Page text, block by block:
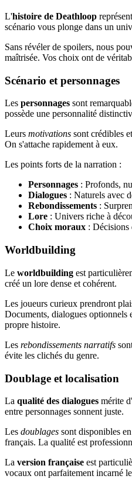
L'histoire de Deathloop
scénario vous plonge dans un
Sans révéler de spoilers, nous
maîtrisée. Vos choix ont de
Scénario et personnages
Les personnages sont
possède une personnalité
Leurs motivations sont crédibles
On s'attache rapidement à eux.
Les points forts de la narration :
Personnages : Profonds,
Dialogues : Naturels avec
Rebondissements :
Lore : Univers riche à
Choix moraux : Décisions
Worldbuilding
Le worldbuilding est
créé un lore dense et cohérent.
Les joueurs curieux prendront
Documents, dialogues optionnels
propre histoire.
Les rebondissements narratifs
évite les clichés du genre.
Doublage et localisation
La qualité des dialogues mérite
entre personnages sonnent juste.
Les doublages sont disponibles
français. La qualité est
La version française est
vocaux ont parfaitement incarné